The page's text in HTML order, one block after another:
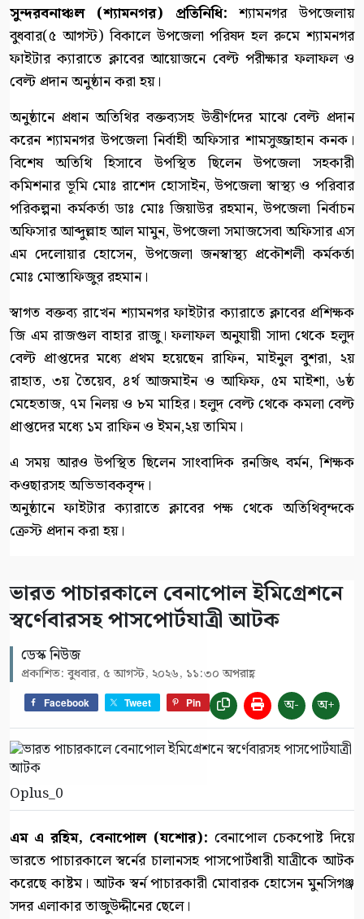
সুন্দরবনাঞ্চল (শ্যামনগর) প্রতিনিধি: শ্যামনগর উপজেলায়
বুধবার(৫ আগস্ট) বিকালে উপজেলা পরিষদ হল রুমে শ্যামনগর
ফাইটার ক্যারাতে ক্লাবের আয়োজনে বেল্ট পরীক্ষার ফলাফল ও
বেল্ট প্রদান অনুষ্ঠান করা হয়।
অনুষ্ঠানে প্রধান অতিথির বক্তব্যসহ উত্তীর্ণদের মাঝে বেল্ট প্রদান
করেন শ্যামনগর উপজেলা নির্বাহী অফিসার শামসুজ্জাহান কনক।
বিশেষ অতিথি হিসাবে উপস্থিত ছিলেন উপজেলা সহকারী
কমিশনার ভূমি মোঃ রাশেদ হোসাইন, উপজেলা স্বাস্থ্য ও পরিবার
পরিকল্পনা কর্মকর্তা ডাঃ মোঃ জিয়াউর রহমান, উপজেলা নির্বাচন
অফিসার আব্দুল্লাহ আল মামুন, উপজেলা সমাজসেবা অফিসার এস
এম দেলোয়ার হোসেন, উপজেলা জনস্বাস্থ্য প্রকৌশলী কর্মকর্তা
মোঃ মোস্তাফিজুর রহমান।
স্বাগত বক্তব্য রাখেন শ্যামনগর ফাইটার ক্যারাতে ক্লাবের প্রশিক্ষক
জি এম রাজগুল বাহার রাজু। ফলাফল অনুযায়ী সাদা থেকে হলুদ
বেল্ট প্রাপ্তদের মধ্যে প্রথম হয়েছেন রাফিন, মাইনুল বুশরা, ২য়
রাহাত, ৩য় তৈয়েব, ৪র্থ আজমাইন ও আফিফ, ৫ম মাইশা, ৬ষ্ঠ
মেহেতাজ, ৭ম নিলয় ও ৮ম মাহির। হলুদ বেল্ট থেকে কমলা বেল্ট
প্রাপ্তদের মধ্যে ১ম রাফিন ও ইমন,২য় তামিম।
এ সময় আরও উপস্থিত ছিলেন সাংবাদিক রনজিৎ বর্মন, শিক্ষক
কওছারসহ অভিভাবকবৃন্দ।
অনুষ্ঠানে ফাইটার ক্যারাতে ক্লাবের পক্ষ থেকে অতিথিবৃন্দকে
ক্রেস্ট প্রদান করা হয়।
ভারত পাচারকালে বেনাপোল ইমিগ্রেশনে
স্বর্ণেবারসহ পাসপোর্টযাত্রী আটক
ডেস্ক নিউজ
প্রকাশিত: বুধবার, ৫ আগস্ট, ২০২৬, ১১:৩০ অপরাহ্ণ
Facebook Tweet Pin অ- অ+
Oplus_0
এম এ রহিম, বেনাপোল (যশোর): বেনাপোল চেকপোষ্ট দিয়ে
ভারতে পাচারকালে স্বর্নের চালানসহ পাসপোর্টধারী যাত্রীকে আটক
করেছে কাষ্টম। আটক স্বর্ন পাচারকারী মোবারক হোসেন মুনসিগঞ্জ
সদর এলাকার তাজুউদ্দীনের ছেলে।